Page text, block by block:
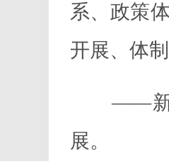
系、政策
开展、体
——新时
展。